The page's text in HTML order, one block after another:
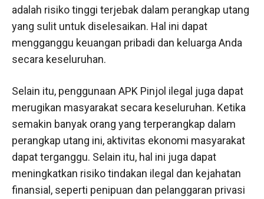
adalah risiko tinggi terjebak dalam perangkap utang
yang sulit untuk diselesaikan. Hal ini dapat
mengganggu keuangan pribadi dan keluarga Anda
secara keseluruhan.
Selain itu, penggunaan APK Pinjol ilegal juga dapat
merugikan masyarakat secara keseluruhan. Ketika
semakin banyak orang yang terperangkap dalam
perangkap utang ini, aktivitas ekonomi masyarakat
dapat terganggu. Selain itu, hal ini juga dapat
meningkatkan risiko tindakan ilegal dan kejahatan
finansial, seperti penipuan dan pelanggaran privasi